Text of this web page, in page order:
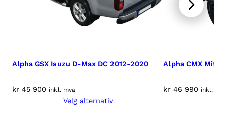
Alpha GSX Isuzu D-Max DC 2012-2020
kr 45 900 inkl. mva
Velg alternativ
Alpha CMX
kr 46 990 inkl.